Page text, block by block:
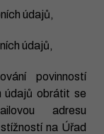
údajů,
údajů,
povinností
údajů obrátit se
adresu
na Úřad